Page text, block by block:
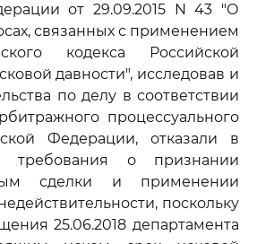
от 29.09.2015 N 43 "О
связанных с применением
кодекса Российской
давности", исследовав и
по делу в соответствии
процессуального
Федерации, отказали в
требования о признании
сделки и применении
поскольку
25.06.2018 департамента